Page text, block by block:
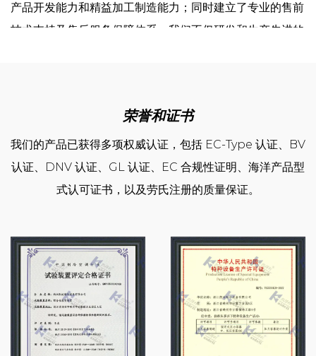
产品开发能力和精益加工制造能力；同时建立了专业的售前
技术支持及售后服务保障体系。我们不仅研发和生产先进的
公司成立以来，先后通过了ISO9001质量管理体系认证、
ISO14001环境管理体系认证、ISO45001职业健康安全管
理体系认证；取得了工业产品生产许可证和中华人民共和国
特种设备制造许可证等。我们拥有完整的产品线，从高效冷
求。我们的销售与服务网络不仅覆盖全国，近年来也在全球
范围内快速拓展。“凯得利”品牌制冷产品在国内外享有较高
知名度，赢得广大客户的认可与好评。我们的服务客户包
括： 冷链物流企业：普洛斯、顺丰、京东、亚冷、启橙
等； 食品加工企业：五丰、好利来、立高、清美、祖名、
荣誉和证书
我们的产品已获得多项权威认证，包括 EC-Type 认证、BV
认证、DNV 认证、GL 认证、EC 合规性证明、海洋产品型
式认可证书，以及劳氏注册的质量保证。